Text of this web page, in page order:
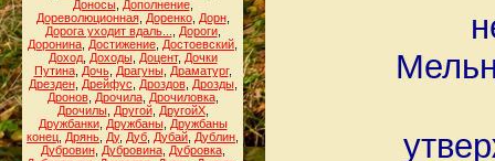
Доносы, Дополнение,
Дореволюционная, Доренко, Дорн,
Дорога уходит вдаль...
Дороги,
Доронина Достижение Достоевский
Доход, Доходы, Доцент, Дочки
Путина, Дочь, Драгуны, Драматург,
Дрезден, Дрейфус Дроздов, Дрозды,
Дронов, Дрочила, Дрочиловка,
Дрочилы, Другой, ДругойХ,
Дружбанки, Дружбаны, Дружбаны
конец Дрянь Ду, Дуб Дубай Дублин
Дубровин, Дубровина, Дубровка,